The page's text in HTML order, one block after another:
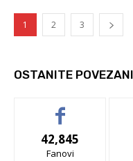
1 2 3
OSTANITE POVEZANI
42,845
Fanovi